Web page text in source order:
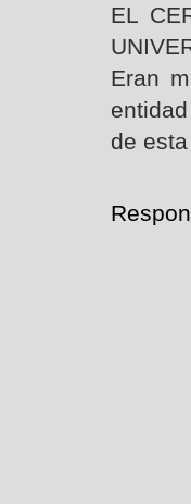
EL
Eran
de